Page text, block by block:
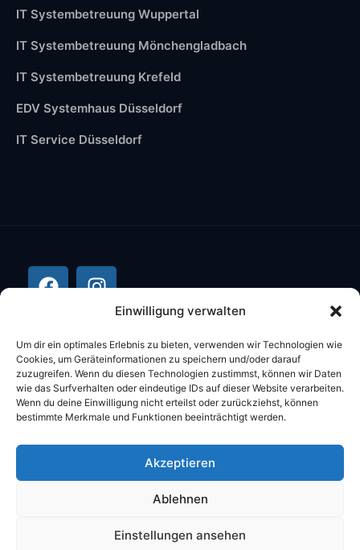
Einwilligung verwalten
Um dir ein optimales Erlebnis zu bieten, verwenden wir Technologien wie
Cookies, um Geräteinformationen zu speichern und/oder darauf
zuzugreifen. Wenn du diesen Technologien zustimmst, können wir Daten
wie das Surfverhalten oder eindeutige IDs auf dieser Website verarbeiten.
Wenn du deine Einwilligung nicht erteilst oder zurückziehst, können
bestimmte Merkmale und Funktionen beeinträchtigt werden.
Akzeptieren
Ablehnen
Einstellungen ansehen
IT Systembetreuung Wuppertal
IT Systembetreuung Mönchengladbach
IT Systembetreuung Krefeld
EDV Systemhaus Düsseldorf
IT Service Düsseldorf
IMPRESSUM